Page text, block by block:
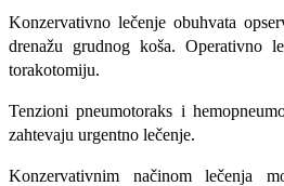
Konzervativno lečenje obu­hvata
drenažu grudnog koša. Ope­rativno
torakotomiju.
Tenzioni pneumotoraks i
zahtevaju ur­gentno lečenje.
Konzervativnim načinom lečenja